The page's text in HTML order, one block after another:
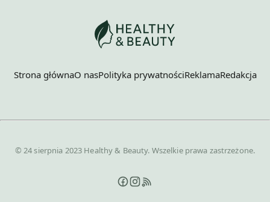
Strona głównaO nasPolityka prywatnościReklamaRedakcja
© 24 sierpnia 2023 Healthy & Beauty. Wszelkie prawa zastrzeżone.